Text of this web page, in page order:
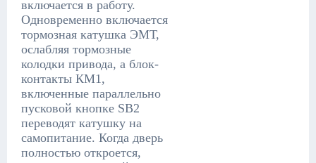
включается в работу.
Одновременно включается
тормозная катушка ЭМТ,
ослабляя тормозные
колодки привода, а блок-
контакты КМ1,
включенные параллельно
пусковой кнопке SB2
переводят катушку на
самопитание. Когда дверь
полностью откроется,